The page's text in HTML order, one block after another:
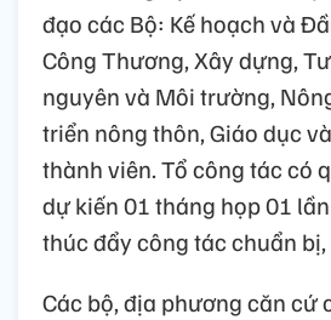
đạo các Bộ: Kế hoạch và
Công Thương, Xây dựng,
nguyên và Môi trường,
triển nông thôn, Giáo dục
thành viên. Tổ công tác có
dự kiến 01 tháng họp 01
thúc đẩy công tác chuẩn
Các bộ, địa phương căn cứ